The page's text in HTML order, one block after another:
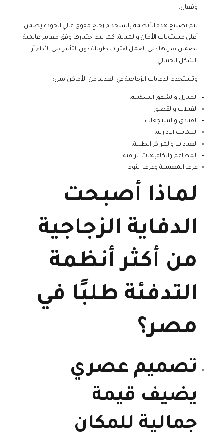
وفعال.
يتم تصنيع هذه الأنظمة باستخدام زجاج مقوى عالي الجودة يضمن
أعلى مستويات الأمان والمتانة، كما يتم اختبارها وفق معايير عالمية
لضمان قدرتها على العمل لفترات طويلة دون التأثير على الأداء أو
الشكل الجمالي.
وتستخدم الدفايات الزجاجية في العديد من الأماكن مثل:
المنازل والشقق السكنية.
الفيلات والقصور.
الفنادق والمنتجعات.
المكاتب الإدارية.
العيادات والمراكز الطبية.
المطاعم والكافيهات الراقية.
غرف المعيشة وغرف النوم.
لماذا أصبحت
الدفاية الزجاجية
من أكثر أنظمة
التدفئة طلبًا في
مصر؟
تصميم عصري
يضيف قيمة
جمالية للمكان